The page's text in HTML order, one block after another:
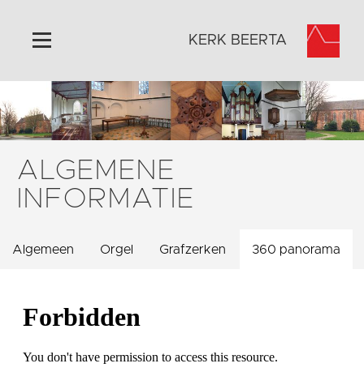
Home
Algemeen
Historie
Omgeving
Activiteiten
KERK BEERTA
ALGEMENE
INFORMATIE
Algemeen Orgel Grafzerken 360 panorama